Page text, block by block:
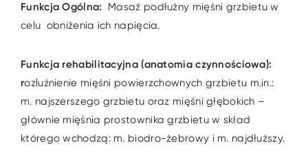
Funkcja Ogólna: Masaż podłużny mięśni grzbietu w
celu obniżenia ich napięcia.
Funkcja rehabilitacyjna (anatomia czynnościowa):
rozluźnienie mięśni powierzchownych grzbietu m.in.:
m. najszerszego grzbietu oraz mięśni głębokich –
głównie mięśnia prostownika grzbietu w skład
którego wchodzą: m. biodro-żebrowy i m. najdłuższy.